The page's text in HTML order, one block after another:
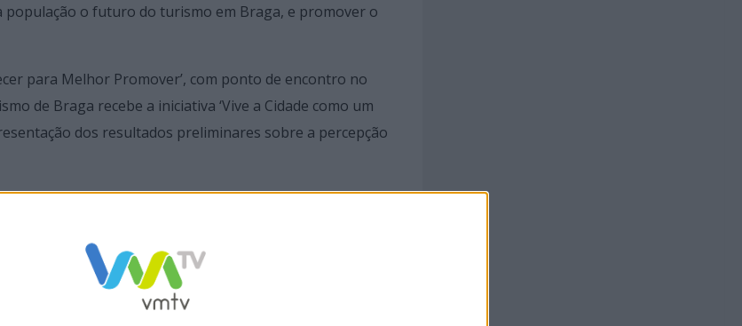
o futuro do turismo em Braga, e promover o
para Melhor Promover’, com ponto de encontro no
de Braga recebe a iniciativa ‘Vive a Cidade como um
dos resultados preliminares sobre a percepção
+Próxima – ‘Kick Off Welcome Braga’, sendo que
o Turismo’ Horizonte 2030, que irá decorrer nas